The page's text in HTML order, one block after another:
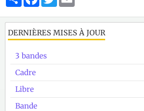
DERNIÈRES MISES À JOUR
3 bandes
Cadre
Libre
Bande